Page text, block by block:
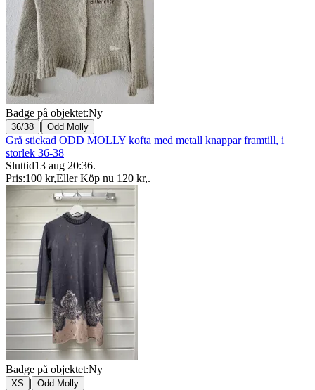
Badge på objektet:Ny
36/38 | Odd Molly
Grå stickad ODD MOLLY kofta med metall knappar framtill, i
storlek 36-38
Sluttid13 aug 20:36.
Pris:100 kr,Eller Köp nu 120 kr,.
Badge på objektet:Ny
XS | Odd Molly